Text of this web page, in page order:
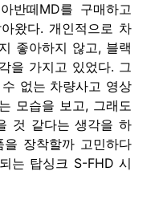
반떼MD를 구매하고
왔다. 개인적으로 차
좋아하지 않고, 블랙
을 가지고 있었다. 그
없는 차량사고 영상
모습을 보고, 그래도
것 같다는 생각을 하
장착할까 고민하다
는 탑싱크 S-FHD 시